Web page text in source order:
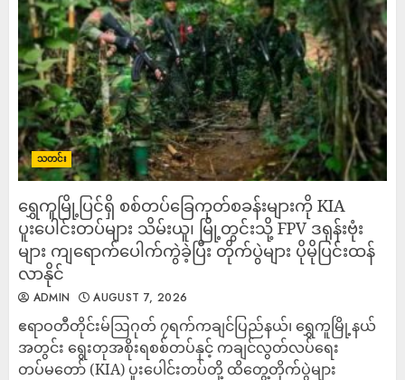
သတင်း
‎ရွှေကူမြို့ပြင်ရှိ စစ်တပ်ခြေကုတ်စခန်းများကို KIA
ပူးပေါင်းတပ်များ သိမ်းယူ၊ မြို့တွင်းသို့ FPV ဒရုန်းဗုံး
များ ကျရောက်ပေါက်ကွဲခဲ့ပြီး တိုက်ပွဲများ ပိုမိုပြင်းထန်
လာနိုင်
ADMIN AUGUST 7, 2026
‎ဧရာဝတီတိုင်းမ်‎ဩဂုတ် ၇ရက်‎‎​ကချင်ပြည်နယ်၊ ရွှေကူမြို့နယ်
အတွင်း ရွေးတုအစိုးရစစ်တပ်နှင့် ကချင်လွတ်လပ်ရေး
တပ်မတော် (KIA) ပူးပေါင်းတပ်တို့ ထိတွေ့တိုက်ပွဲများ